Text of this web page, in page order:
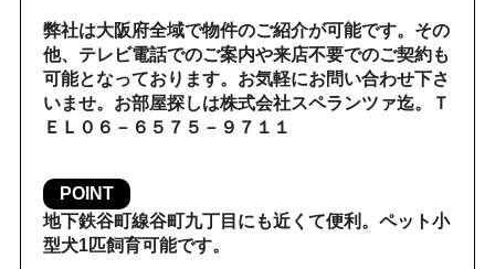
弊社は大阪府全域で物件のご紹介が可能です。その
他、テレビ電話でのご案内や来店不要でのご契約も
可能となっております。お気軽にお問い合わせ下さ
いませ。お部屋探しは株式会社スペランツァ迄。Ｔ
ＥＬ０６－６５７５－９７１１
POINT
地下鉄谷町線谷町九丁目にも近くて便利。ペット小
型犬1匹飼育可能です。